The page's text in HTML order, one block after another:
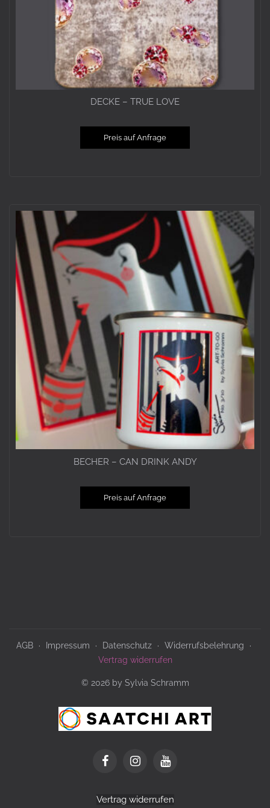
DECKE – TRUE LOVE
Preis auf Anfrage
BECHER – CAN DRINK ANDY
Preis auf Anfrage
AGB Impressum Datenschutz
Widerrufsbelehrung
Vertrag widerrufen
© 2026 by Sylvia Schramm
Vertrag widerrufen